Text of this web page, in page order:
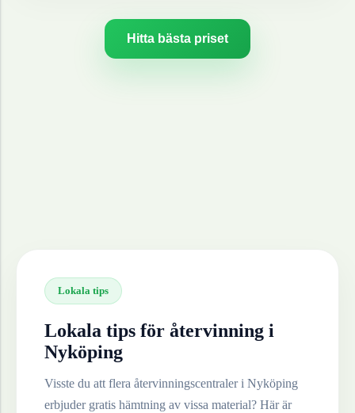
Hitta bästa priset
Lokala tips
Lokala tips för återvinning i
Nyköping
Visste du att flera återvinningscentraler i Nyköping
erbjuder gratis hämtning av vissa material? Här är